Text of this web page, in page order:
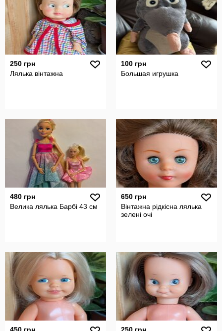
250 грн
Лялька вінтажна
100 грн
Большая игрушка
480 грн
Велика лялька Барбі 43 см
650 грн
Вінтажна рідкісна лялька
зелені очі